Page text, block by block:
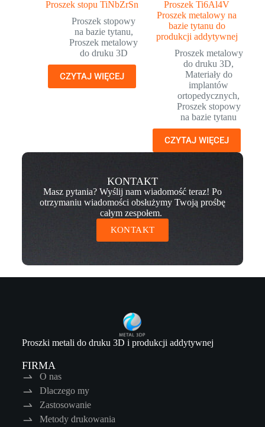
Proszek stopu TiNbZrSn
Proszek stopowy
na bazie tytanu,
Proszek metalowy
do druku 3D
CZYTAJ WIĘCEJ
Proszek Ti6Al4V
Proszek metalowy na
bazie tytanu do
produkcji addytywnej
Proszek metalowy
do druku 3D,
Materiały do
implantów
ortopedycznych,
Proszek stopowy
na bazie tytanu
CZYTAJ WIĘCEJ
KONTAKT
Masz pytania? Wyślij nam wiadomość teraz! Po
otrzymaniu wiadomości obsłużymy Twoją prośbę
całym zespołem.
KONTAKT
Proszki metali do druku 3D i produkcji addytywnej
FIRMA
O nas
Dlaczego my
Zastosowanie
Metody drukowania